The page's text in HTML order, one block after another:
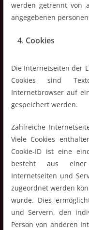
werden getrennt von
angegebenen
Cookies
Die Internetseiten der
Cookies sind
Internetbrowser auf
gespeichert werden.
Zahlreiche
Viele Cookies
Cookie-ID ist eine
besteht aus einer
Internetseiten und
zugeordnet werden
wurde. Dies
und Servern, den
Person von anderen